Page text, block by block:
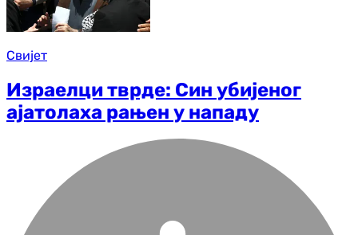
Свијет
Израелци тврде: Син убијеног
ајатолаха рањен у нападу